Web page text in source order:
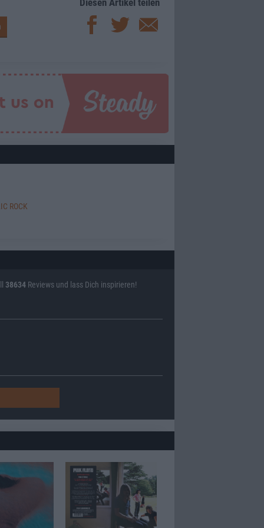
Diesen Artikel teilen
ROCK
38634 Reviews und lass Dich inspirieren!